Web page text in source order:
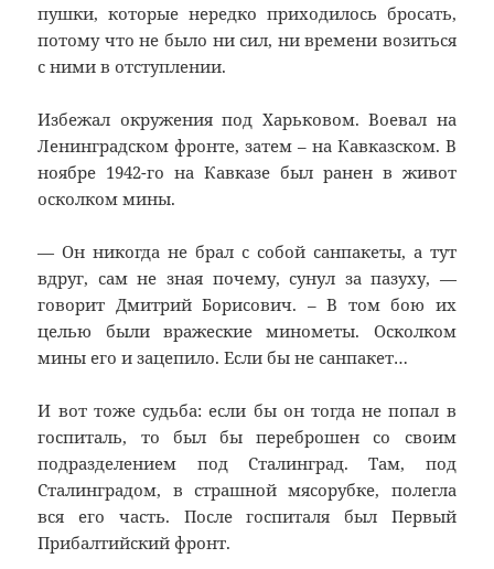
пушки, которые нередко приходилось бросать,
потому что не было ни сил, ни времени возиться
с ними в отступлении.
Избежал окружения под Харьковом. Воевал на
Ленинградском фронте, затем – на Кавказском. В
ноябре 1942-го на Кавказе был ранен в живот
осколком мины.
— Он никогда не брал с собой санпакеты, а тут
вдруг, сам не зная почему, сунул за пазуху, —
говорит Дмитрий Борисович. – В том бою их
целью были вражеские минометы. Осколком
мины его и зацепило. Если бы не санпакет…
И вот тоже судьба: если бы он тогда не попал в
госпиталь, то был бы переброшен со своим
подразделением под Сталинград. Там, под
Сталинградом, в страшной мясорубке, полегла
вся его часть. После госпиталя был Первый
Прибалтийский фронт.